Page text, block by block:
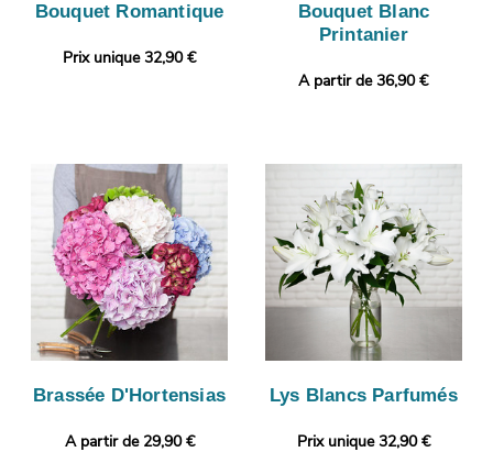
Bouquet Romantique
Prix unique 32,90 €
Bouquet Blanc
Printanier
A partir de 36,90 €
Brassée D'Hortensias
A partir de 29,90 €
Lys Blancs Parfumés
Prix unique 32,90 €